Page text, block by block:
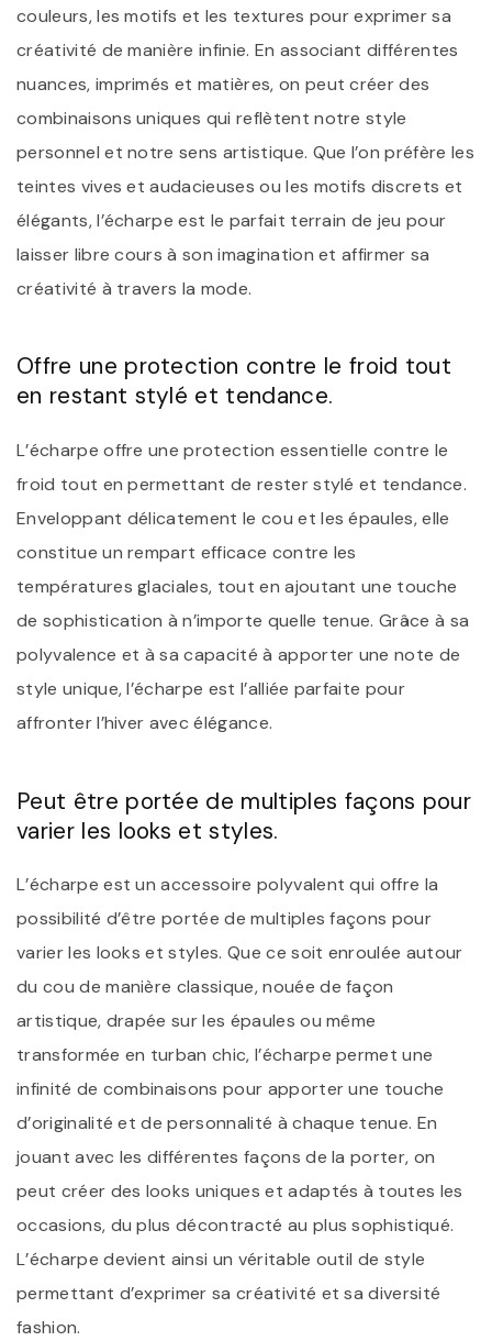
couleurs, les motifs et les textures pour exprimer sa
créativité de manière infinie. En associant différentes
nuances, imprimés et matières, on peut créer des
combinaisons uniques qui reflètent notre style
personnel et notre sens artistique. Que l’on préfère les
teintes vives et audacieuses ou les motifs discrets et
élégants, l’écharpe est le parfait terrain de jeu pour
laisser libre cours à son imagination et affirmer sa
créativité à travers la mode.
Offre une protection contre le froid tout
en restant stylé et tendance.
L’écharpe offre une protection essentielle contre le
froid tout en permettant de rester stylé et tendance.
Enveloppant délicatement le cou et les épaules, elle
constitue un rempart efficace contre les
températures glaciales, tout en ajoutant une touche
de sophistication à n’importe quelle tenue. Grâce à sa
polyvalence et à sa capacité à apporter une note de
style unique, l’écharpe est l’alliée parfaite pour
affronter l’hiver avec élégance.
Peut être portée de multiples façons pour
varier les looks et styles.
L’écharpe est un accessoire polyvalent qui offre la
possibilité d’être portée de multiples façons pour
varier les looks et styles. Que ce soit enroulée autour
du cou de manière classique, nouée de façon
artistique, drapée sur les épaules ou même
transformée en turban chic, l’écharpe permet une
infinité de combinaisons pour apporter une touche
d’originalité et de personnalité à chaque tenue. En
jouant avec les différentes façons de la porter, on
peut créer des looks uniques et adaptés à toutes les
occasions, du plus décontracté au plus sophistiqué.
L’écharpe devient ainsi un véritable outil de style
permettant d’exprimer sa créativité et sa diversité
fashion.